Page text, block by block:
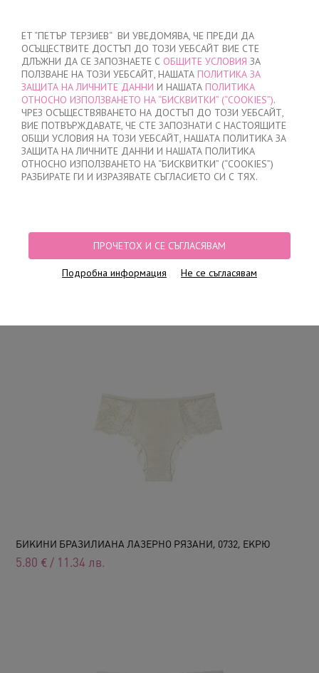
ET “ПЕТЪР ТЕРЗИЕВ“ ВИ УВЕДОМЯВА, ЧЕ ПРЕДИ ДА
ОСЪЩЕСТВИТЕ ДОСТЪП ДО ТОЗИ УЕБСАЙТ ВИЕ СТЕ
ДЛЪЖНИ ДА СЕ ЗАПОЗНАЕТЕ С ОБЩИТЕ УСЛОВИЯ ЗА
ПОЛЗВАНЕ НА ТОЗИ УЕБСАЙТ, НАШАТА ПОЛИТИКА ЗА
ЗАЩИТА НА ЛИЧНИТЕ ДАННИ И НАШАТА ПОЛИТИКА
ОТНОСНО ИЗПОЛЗВАНЕТО НА “БИСКВИТКИ” (“COOKIES”).
ЧРЕЗ ОСЪЩЕСТВЯВАНЕТО НА ДОСТЪП ДО ТОЗИ УЕБСАЙТ,
ВИЕ ПОТВЪРЖДАВАТЕ, ЧЕ СТЕ ЗАПОЗНАТИ С НАСТОЯЩИТЕ
ОБЩИ УСЛОВИЯ НА ТОЗИ УЕБСАЙТ, НАШАТА ПОЛИТИКА ЗА
ЗАЩИТА НА ЛИЧНИТЕ ДАННИ И НАШАТА ПОЛИТИКА
ОТНОСНО ИЗПОЛЗВАНЕТО НА “БИСКВИТКИ” (“COOKIES”)
РАЗБИРАТЕ ГИ И ИЗРАЗЯВАТЕ СЪГЛАСИЕТО СИ С ТЯХ.
ПРОЧЕТОХ И СЕ СЪГЛАСЯВАМ
Подробна информация Не се съгласявам
МОЯТА ПОРЪЧКА
няма добавени продукти
НАЧАЛО / ДАМСКО / БЕЛЬО / БИКИНИ
БИКИНИ
Най-нови
БИКИНИ БРАЗИЛИАНА ЛАЗЕРНО РЯЗАНИ, 0732, ЕКРЮ
5.80 € / 11.34 лв.